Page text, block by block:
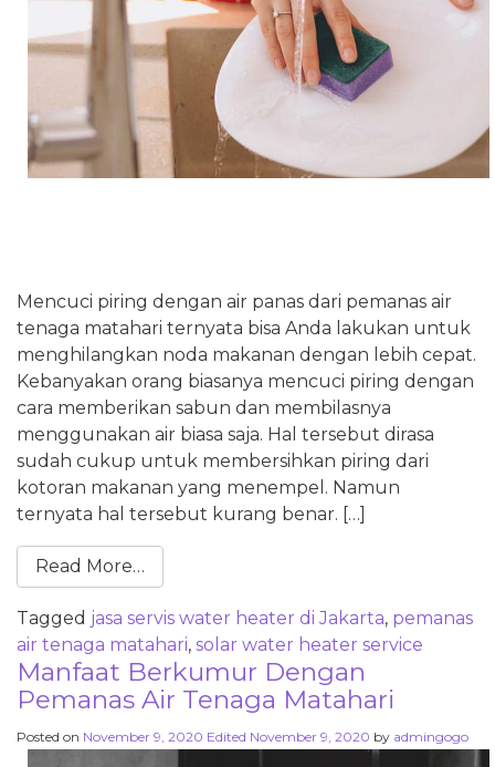
Mencuci piring dengan air panas dari pemanas air
tenaga matahari ternyata bisa Anda lakukan untuk
menghilangkan noda makanan dengan lebih cepat.
Kebanyakan orang biasanya mencuci piring dengan
cara memberikan sabun dan membilasnya
menggunakan air biasa saja. Hal tersebut dirasa
sudah cukup untuk membersihkan piring dari
kotoran makanan yang menempel. Namun
ternyata hal tersebut kurang benar. […]
Read More…
Tagged jasa servis water heater di Jakarta, pemanas
air tenaga matahari, solar water heater service
Manfaat Berkumur Dengan
Pemanas Air Tenaga Matahari
Posted on November 9, 2020 Edited November 9, 2020 by admingogo